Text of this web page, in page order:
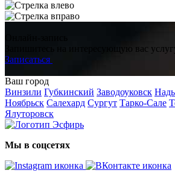
Запишитесь на интересующую вас
Записаться
Ваш город
Винзили Губкинский Заводоуковск
Ноябрьск Салехард Сургут Тарко-Сале
Ялуторовск
Мы в соцсетях